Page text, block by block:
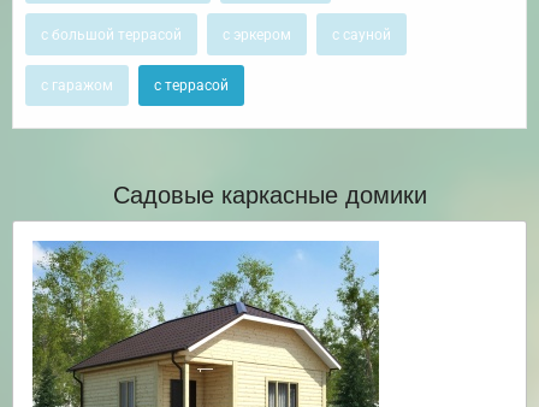
с большой террасой с эркером с сауной
с гаражом с террасой
Садовые каркасные домики